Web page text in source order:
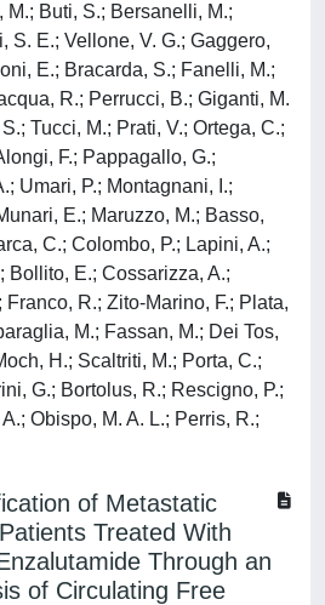
M.; Buti, S.; Bersanelli, M.;
S. E.; Vellone, V. G.; Gaggero,
E.; Bracarda, S.; Fanelli, M.;
R.; Perrucci, B.; Giganti, M.
Tucci, M.; Prati, V.; Ortega, C.;
F.; Pappagallo, G.;
Umari, P.; Montagnani, I.;
E.; Maruzzo, M.; Basso,
C.; Colombo, P.; Lapini, A.;
Bollito, E.; Cossarizza, A.;
Franco, R.; Zito-Marino, F.; Plata,
M.; Fassan, M.; Dei Tos,
H.; Scaltriti, M.; Porta, C.;
G.; Bortolus, R.; Rescigno, P.;
Obispo, M. A. L.; Perris, R.;
of Metastatic
Treated With
Through an
of Circulating Free